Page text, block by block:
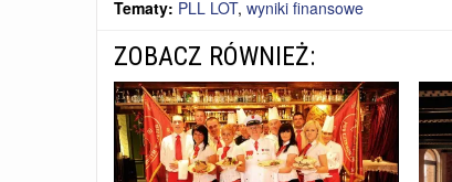
Tematy: PLL LOT, wyniki finansowe
ZOBACZ RÓWNIEŻ: